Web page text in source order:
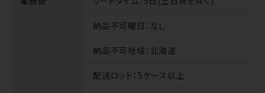
納品不可曜日 ：なし
納品不可地域 ：北海道
配送ロット ：5ケース以上